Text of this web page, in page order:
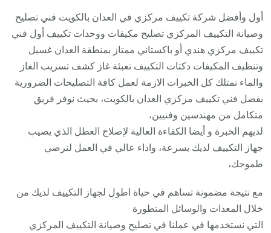
/
سعر
أول وأفضل شركة تكييف مركزي في العدان بالكويت فني تصليح
وصيانة التكييف المركزي تصليح مكيفات ووحدات تكييف أول فني
تكييف مركزي هندي أو باكستاني ممتاز بمنطقة العدان غسيل
وتنظيف المكيفات دكتات التكييف تعبئة غاز كشف تسريب الغاز
والماء نمتلك كل الخبرات الازمة لعمل كافة التصليحات الضرورية
بفضل فني تكييف مركزي العدان بالكويت، بحيث نوفر فريق
متكامل من مهندسين وفنيين،
لديهم الخبرة و أيضا الكفاءة العالية لإصلاح العطل الذي يصيب
جهاز التكييف لديك بسرعة، واداء عالي في العمل لنرضي
طموحك،
مع نتيجة مضمونة تساهم في حياة اطول لجهاز التكييف لديك من
خلال المعدات والوسائل المتطورة
التي نستخدمها في عملنا في تصليح وصيانة التكييف المركزي